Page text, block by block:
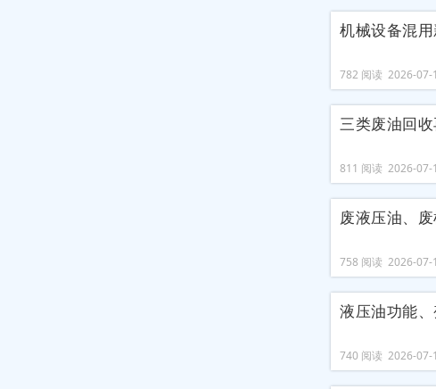
机械设备混
782 阅读 2026-07-
三类废油回
811 阅读 2026-07-
废液压油、
758 阅读 2026-07-
液压油功能
740 阅读 2026-07-